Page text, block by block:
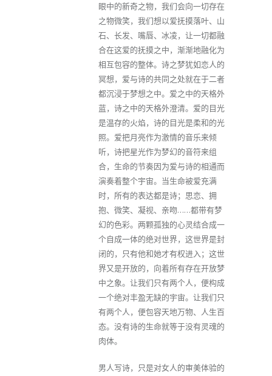
眼中的新奇之物，我们会向一切存在
之物微笑，我们想以爱抚摸落叶、山
石、长发、嘴唇、冰凌，让一切都融
合在这爱的抚摸之中，渐渐地融化为
相互包容的整体。诗之梦犹如恋人的
冥想，爱与诗的共同之处就在于二者
都沉浸于梦想之中。爱之中的天格外
蓝，诗之中的天格外澄清。爱的目光
是温存的火焰，诗的目光是柔和的光
照。爱把月亮作为激情的音乐来倾
听，诗把星光作为梦幻的音符来组
合，生命的节奏因为爱与诗的相通而
演奏着整个宇宙。当生命被爱充满
时，所有的表达都是诗；思恋、拥
抱、微笑、凝视、亲吻……都带有梦
幻的色彩。两颗孤独的心灵结合成一
个自成一体的绝对世界，这世界是封
闭的，只有他和她才有权进入；这世
界又是开放的，向着所有存在开放梦
中之象。让我们只有两个人，便构成
一个绝对丰盈无缺的宇宙。让我们只
有两个人，便包容天地万物、人生百
态。没有诗的生命就等于没有灵魂的
肉体。
男人写诗，只是对女人的审美体验的